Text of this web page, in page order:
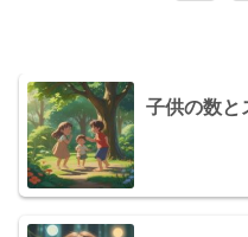
子供の数と